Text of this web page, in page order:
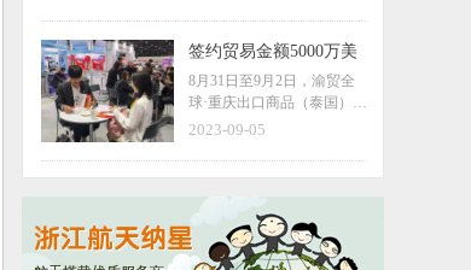
将站在新起点上共商合作大
计，推动双边合作迈上更高
台阶。
签约贸易金额5000万美
元 “渝贸全球”品牌展首
进东盟
8月31日至9月2日，渝贸全
球·重庆出口商品（泰国）展
览会在曼谷诗丽吉王后国家
2023-09-05